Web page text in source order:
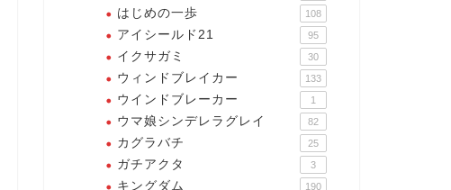
はじめの一歩 108
アイシールド21 95
イクサガミ 30
ウィンドブレイカー 133
ウインドブレーカー 1
ウマ娘シンデレラグレイ 82
カグラバチ 25
ガチアクタ 3
キングダム 190